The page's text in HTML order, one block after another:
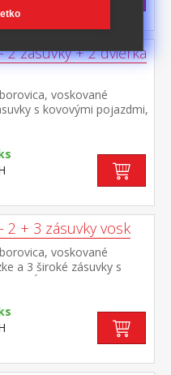
**
2 zásuvky + 2 dvierka
voskované
s kovovými pojazdmi,
a variabilnou policou,
cm
2 + 3 zásuvky vosk
voskované
a 3 široké zásuvky s
hĺbka zásuvky 27,5 cm